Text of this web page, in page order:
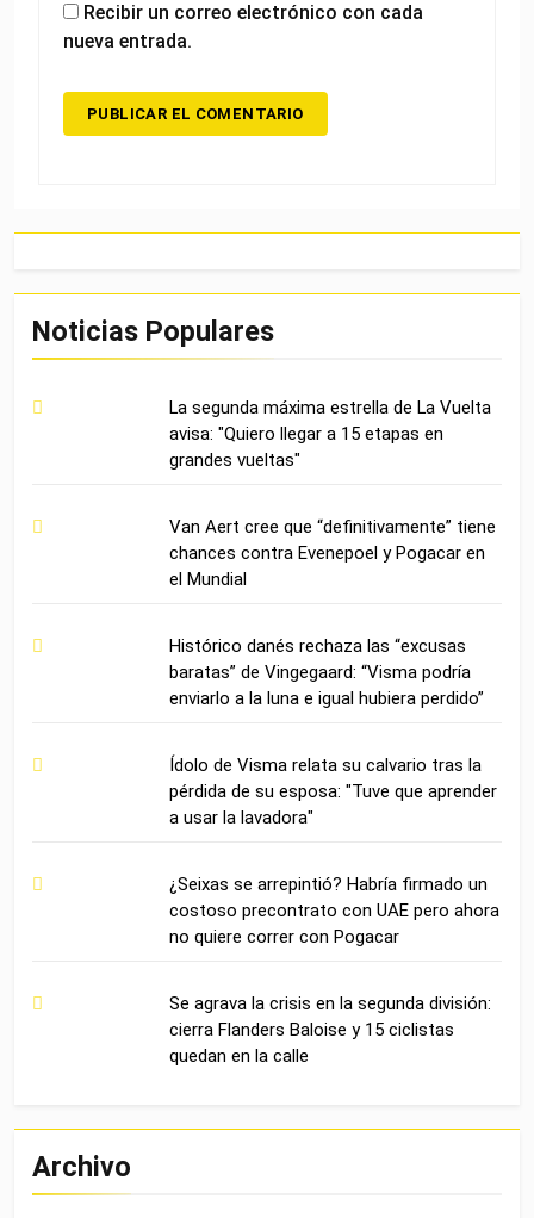
Recibir un correo electrónico con cada
nueva entrada.
Noticias Populares
La segunda máxima estrella de La Vuelta
avisa: "Quiero llegar a 15 etapas en
grandes vueltas"
Van Aert cree que “definitivamente” tiene
chances contra Evenepoel y Pogacar en
el Mundial
Histórico danés rechaza las “excusas
baratas” de Vingegaard: “Visma podría
enviarlo a la luna e igual hubiera perdido”
Ídolo de Visma relata su calvario tras la
pérdida de su esposa: "Tuve que aprender
a usar la lavadora"
¿Seixas se arrepintió? Habría firmado un
costoso precontrato con UAE pero ahora
no quiere correr con Pogacar
Se agrava la crisis en la segunda división:
cierra Flanders Baloise y 15 ciclistas
quedan en la calle
Archivo